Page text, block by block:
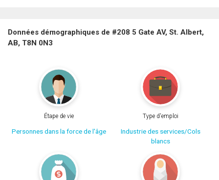
Données démographiques de #208 5 Gate AV, St. Albert,
AB, T8N 0N3
Étape de vie
Personnes dans la force de l'âge
Type d'emploi
Industrie des services/Cols
blancs